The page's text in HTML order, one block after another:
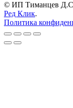
© ИП Тиманцев
Ред Клик.
Политика